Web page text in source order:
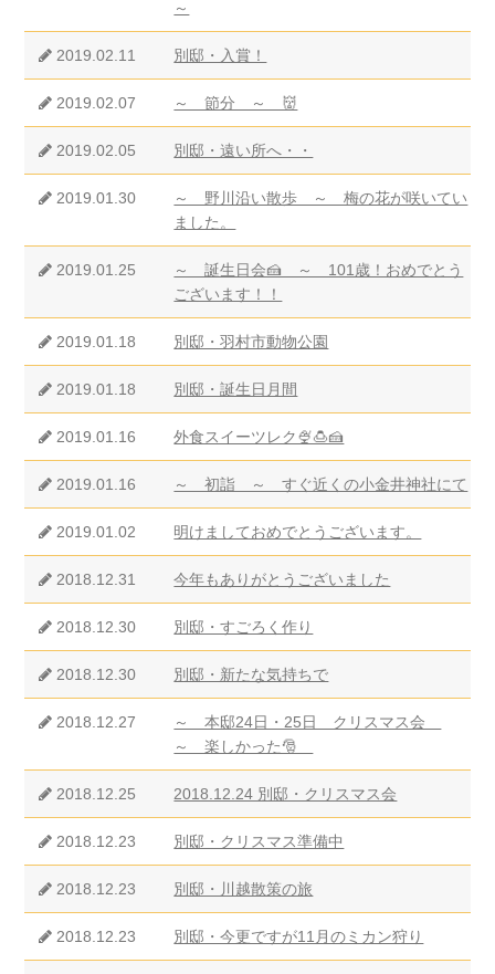
～
2019.02.11 別邸・入賞！
2019.02.07 ～ 節分 ～ 👹
2019.02.05 別邸・遠い所へ・・
2019.01.30
～ 野川沿い散歩 ～ 梅の花が咲いてい
ました。
2019.01.25
～ 誕生日会🍰 ～ 101歳！おめでとう
ございます！！
2019.01.18 別邸・羽村市動物公園
2019.01.18 別邸・誕生日月間
2019.01.16 外食スイーツレク🍨🍮🍰
2019.01.16 ～ 初詣 ～ すぐ近くの小金井神社にて
2019.01.02 明けましておめでとうございます。
2018.12.31 今年もありがとうございました
2018.12.30 別邸・すごろく作り
2018.12.30 別邸・新たな気持ちで
2018.12.27
～ 本邸24日・25日 クリスマス会
～ 楽しかった🎅
2018.12.25 2018.12.24 別邸・クリスマス会
2018.12.23 別邸・クリスマス準備中
2018.12.23 別邸・川越散策の旅
2018.12.23 別邸・今更ですが11月のミカン狩り